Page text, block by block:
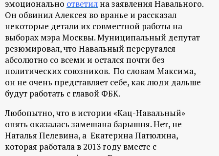
эмоционально ответил на заявления Навального.
Он обвинил Алексея во вранье и рассказал
некоторые детали их совместной работы на
выборах мэра Москвы. Муниципальный депутат
резюмировал, что Навальный переругался
абсолютно со всеми и остался почти без
политических союзников. По словам Максима,
он не очень представляет себе, как люди дальше
будут работать с главой ФБК.
Любопытно, что в истории «Кац-Навальный»
опять оказалась замешана барышня. Нет, не
Наталья Пелевина, а Екатерина Патюлина,
которая работала в 2013 году вместе с